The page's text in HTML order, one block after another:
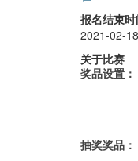
报名结束
2021-02-
关于比赛
奖品设置：
抽奖奖品：